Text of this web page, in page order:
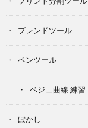
ブレンドツール
ペンツール
ベジェ曲線 練習
ぼかし